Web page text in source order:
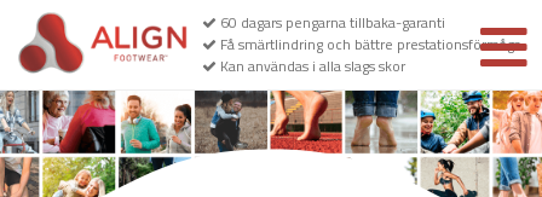
60 dagars pengarna tillbaka-garanti
Få smärtlindring och bättre prestationsförmåga
Kan användas i alla slags skor